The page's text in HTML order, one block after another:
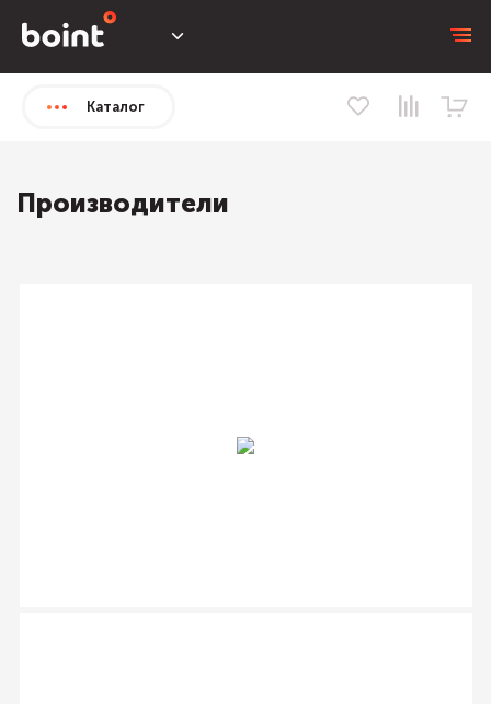
Каталог
Производители